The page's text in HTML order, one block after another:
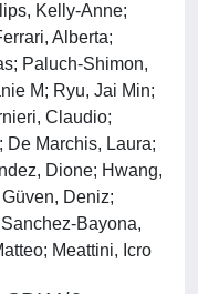
Kelly-Anne;
Alberta;
Paluch-Shimon,
M; Ryu, Jai Min;
Claudio;
De Marchis, Laura;
Dione; Hwang,
Deniz;
Bayona,
Meattini, Icro